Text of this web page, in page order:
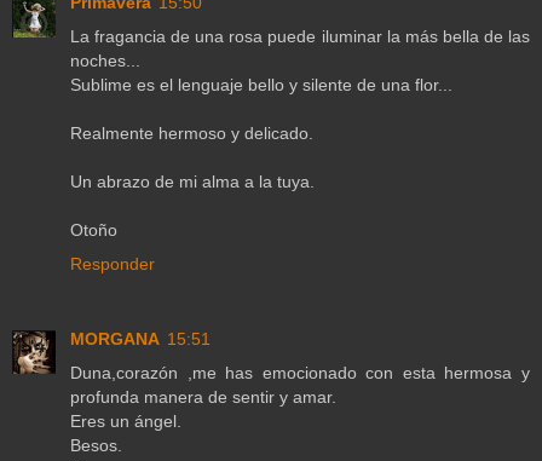
La fragancia de una rosa puede iluminar la más bella de las
noches...
Sublime es el lenguaje bello y silente de una flor...
Realmente hermoso y delicado.
Un abrazo de mi alma a la tuya.
Otoño
Responder
MORGANA 15:51
Duna,corazón ,me has emocionado con esta hermosa y
profunda manera de sentir y amar.
Eres un ángel.
Besos.